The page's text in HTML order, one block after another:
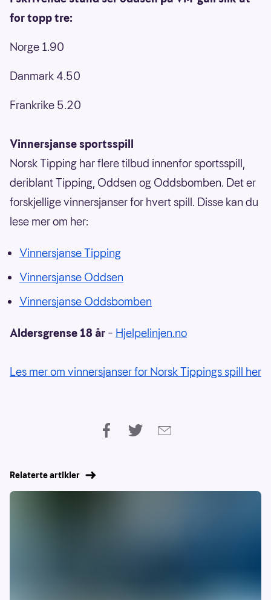
for topp tre:
Norge 1.90
Danmark 4.50
Frankrike 5.20
Vinnersjanse sportsspill
Norsk Tipping har flere tilbud innenfor sportsspill,
deriblant Tipping, Oddsen og Oddsbomben. Det er
forskjellige vinnersjanser for hvert spill. Disse kan du
lese mer om her:
Vinnersjanse Tipping
Vinnersjanse Oddsen
Vinnersjanse Oddsbomben
Aldersgrense 18 år – Hjelpelinjen.no
Les mer om vinnersjanser for Norsk Tippings spill her
Relaterte artikler